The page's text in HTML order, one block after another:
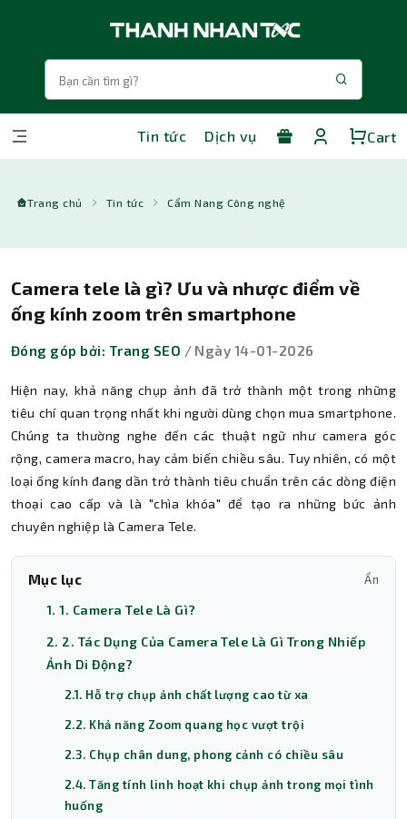
Tin tức Dịch vụ Cart
Trang chủ Tin tức Cẩm Nang Công nghệ
Camera tele là gì? Ưu và nhược điểm về
ống kính zoom trên smartphone
Đóng góp bởi: Trang SEO / Ngày 14-01-2026
Hiện nay, khả năng chụp ảnh đã trở thành một trong những
tiêu chí quan trọng nhất khi người dùng chọn mua smartphone.
Chúng ta thường nghe đến các thuật ngữ như camera góc
rộng, camera macro, hay cảm biến chiều sâu. Tuy nhiên, có một
loại ống kính đang dần trở thành tiêu chuẩn trên các dòng điện
thoại cao cấp và là "chìa khóa" để tạo ra những bức ảnh
chuyên nghiệp là Camera Tele.
Mục lục Ẩn
1. 1. Camera Tele Là Gì?
2. 2. Tác Dụng Của Camera Tele Là Gì Trong Nhiếp
Ảnh Di Động?
2.1. Hỗ trợ chụp ảnh chất lượng cao từ xa
2.2. Khả năng Zoom quang học vượt trội
2.3. Chụp chân dung, phong cảnh có chiều sâu
2.4. Tăng tính linh hoạt khi chụp ảnh trong mọi tình
huống